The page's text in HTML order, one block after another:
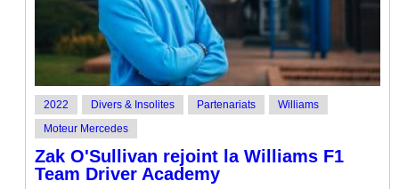
2022 Divers & Insolites Partenariats
Williams
Moteur Mercedes
Zak O'Sullivan rejoint la Williams F1
Team Driver Academy